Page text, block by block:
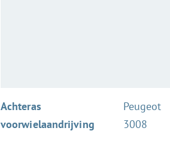
Achteras
voorwielaandrijving
:Peugeot
3008